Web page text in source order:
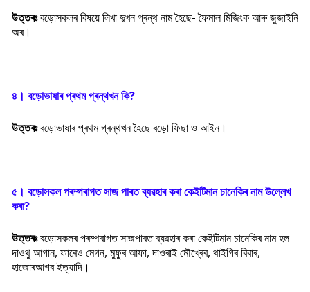
উত্তৰঃবড়োসকলৰ বিষয়ে লিখা দুখন গ্ৰন্থ নাম হৈছে- ফৈমাল মিজিংক আৰু জুজাইনি
অৰ।
৪। বড়োভাষাৰ প্ৰথম গ্ৰন্থখন কি?
উত্তৰঃবড়োভাষাৰ প্ৰথম গ্ৰন্থখন হৈছে বড়ো ফিছা ও আইন।
৫। বড়োসকল পৰম্পৰাগত সাজ পাৰত ব্যৱহাৰ কৰা কেইটিমান চানেকিৰ নাম উল্লেখ
কৰা?
উত্তৰঃবড়োসকলৰ পৰম্পৰাগত সাজপাৰত ব্যৱহাৰ কৰা কেইটিমান চানেকিৰ নাম হল
দাওথু আগান, ফাৰেও মেগন, মুফুৰ আফা, দাওৰাই মৌখ্ৰেব, থাইগিৰ বিবাৰ,
হাজোৰআগব ইত্যাদি।